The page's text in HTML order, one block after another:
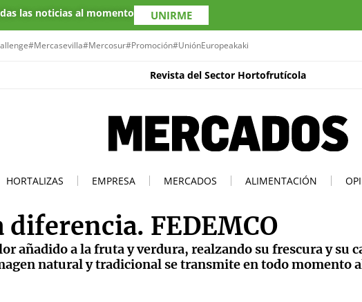
las noticias al momento UNIRME
#Mercasevilla#Mercosur#Promoción#UniónEuropeakaki
Revista del Sector Hortofrutícola
HORTALIZAS EMPRESA MERCADOS ALIMENTACIÓN
diferencia. FEDEMCO
añadido a la fruta y verdura, realzando su frescura y su
natural y tradicional se transmite en todo momento